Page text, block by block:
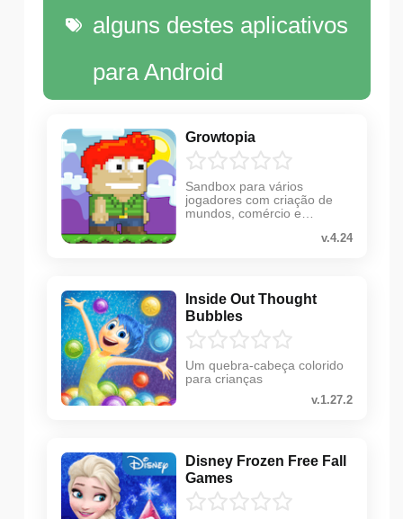
alguns destes aplicativos
para Android
Growtopia
Sandbox para vários
jogadores com criação de
mundos, comércio e
v.4.24
Inside Out Thought
Bubbles
Um quebra-cabeça colorido
para crianças
v.1.27.2
Disney Frozen Free Fall
Games